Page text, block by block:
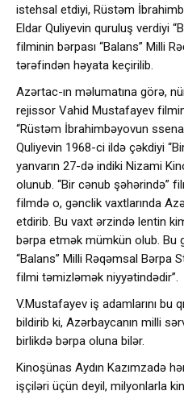
istehsal etdiyi, Rüstəm
Eldar Quliyevin quruluş verdiyi
filminin bərpası “Balans” Milli
tərəfindən həyata keçirilib.
Azərtac-ın məlumatına görə,
rejissor Vahid Mustafayev
“Rüstəm İbrahimbəyovun
Quliyevin 1968-ci ildə çəkdiyi
yanvarın 27-də indiki Nizami
olunub. “Bir cənub şəhərində”
filmdə o, gənclik vaxtlarında
etdirib. Bu vaxt ərzində lentin
bərpa etmək mümkün olub. Bu
“Balans” Milli Rəqəmsal Bərpa
filmi təmizləmək niyyətindədir”.
V.Mustafayev iş adamlarını bu
bildirib ki, Azərbaycanın milli
birlikdə bərpa oluna bilər.
Kinoşünas Aydın Kazımzadə
işçiləri üçün deyil, milyonlarla